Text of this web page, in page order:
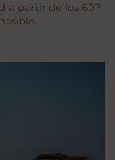
a partir de los 60?